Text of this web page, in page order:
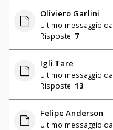
Oliviero Garlini
Ultimo messaggio da
Risposte: 7
Igli Tare
Ultimo messaggio da
Risposte: 13
Felipe Anderson
Ultimo messaggio da